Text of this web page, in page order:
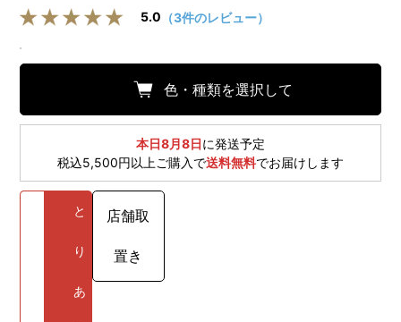
5.0 （3件のレビュー）
色・種類を選択して
本日8月8日に発送予定
税込5,500円以上ご購入で送料無料でお届けします
と
り
あ
店舗取
置き